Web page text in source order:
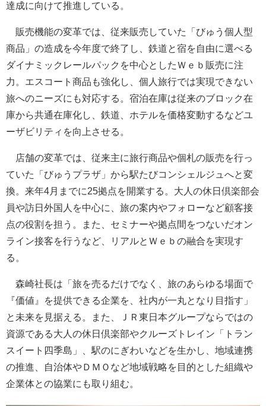
達成に向けて推進している。
販売機能の変革では、従来販売していた「びゅう個人型
商品」の造成を今年度で終了し、鉄道と宿を自由に選べる
ダイナミックレールパックを中心としたＷｅｂ販売に注
力。エスコート商品も強化し、個人旅行では実現できない
旅へのニーズにも対応する。宿泊在庫は従来のブロック在
庫から共通在庫化し、鉄道、ホテルを価格変動するなどユ
ーザビリティを向上させる。
店舗の変革では、従来主に旅行商品や個札の販売を行っ
ていた「びゅうプラザ」から駅たびコンシェルジュへと変
換。来年4月までに25拠点を開業する。大人の休日倶楽部会
員や訪日外国人を中心に、旅の案内やフォローなど顧客接
点の役割を担う。また、セミナーや拠点間をつないだオン
ライン接客を行うなど、リアルとＷｅｂの融合を実現す
る。
森崎社長は「旅を売るだけでなく、旅のあらゆる場面で
『価値』を提供できる企業を、社内が一丸となり目指す」
と未来を見据える。また、ＪＲ東日本グループならではの
資源である大人の休日倶楽部やクルーズトレイン「トラン
スイート四季島」、駅のにぎわいなどを生かし、地域連携
の推進、自治体やＤＭＯなど地域戦略を目的とした組織や
企業体との協業にも取り組む。